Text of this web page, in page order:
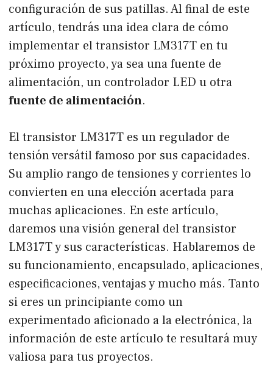
configuración de sus patillas. Al final de este
artículo, tendrás una idea clara de cómo
implementar el transistor LM317T en tu
próximo proyecto, ya sea una fuente de
alimentación, un controlador LED u otra
fuente de alimentación.
El transistor LM317T es un regulador de
tensión versátil famoso por sus capacidades.
Su amplio rango de tensiones y corrientes lo
convierten en una elección acertada para
muchas aplicaciones. En este artículo,
daremos una visión general del transistor
LM317T y sus características. Hablaremos de
su funcionamiento, encapsulado, aplicaciones,
especificaciones, ventajas y mucho más. Tanto
si eres un principiante como un
experimentado aficionado a la electrónica, la
información de este artículo te resultará muy
valiosa para tus proyectos.